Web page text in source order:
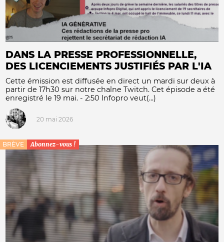
DANS LA PRESSE PROFESSIONNELLE,
DES LICENCIEMENTS JUSTIFIÉS PAR L'IA
Cette émission est diffusée en direct un mardi sur deux à
partir de 17h30 sur notre chaîne Twitch. Cet épisode a été
enregistré le 19 mai. - 2:50 Infopro veut(...)
20 mai 2026
BRÈVE Abonnez-vous !